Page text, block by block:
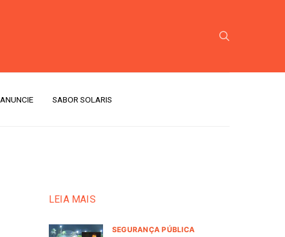
ANUNCIE SABOR SOLARIS
LEIA MAIS
SEGURANÇA PÚBLICA